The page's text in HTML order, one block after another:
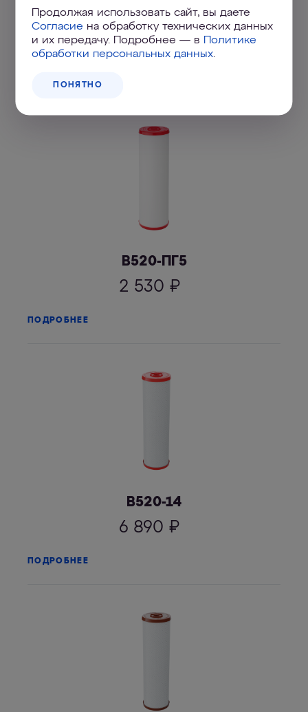
В520-ПХ5
2 430₽
ПОДРОБНЕЕ
В520-ПГ5
2 530 ₽
ПОДРОБНЕЕ
В520-14
6 890 ₽
ПОДРОБНЕЕ
Продолжая использовать сайт, вы даете
Согласие на обработку технических данных
и их передачу. Подробнее — в Политике
обработки персональных данных.
ПОНЯТНО